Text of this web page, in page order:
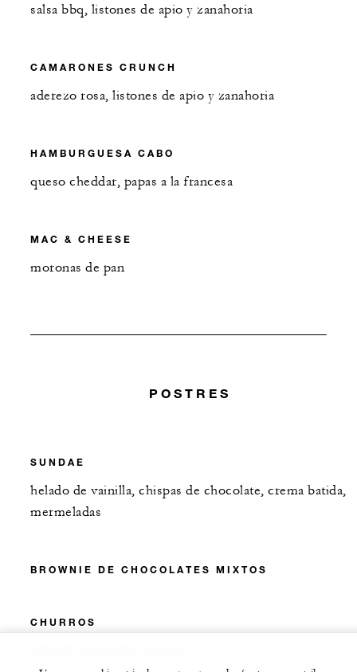
salsa bbq, listones de apio y zanahoria
CAMARONES CRUNCH
aderezo rosa, listones de apio y zanahoria
HAMBURGUESA CABO
queso cheddar, papas a la francesa
MAC & CHEESE
moronas de pan
POSTRES
SUNDAE
helado de vainilla, chispas de chocolate, crema batida,
mermeladas
BROWNIE DE CHOCOLATES MIXTOS
CHURROS